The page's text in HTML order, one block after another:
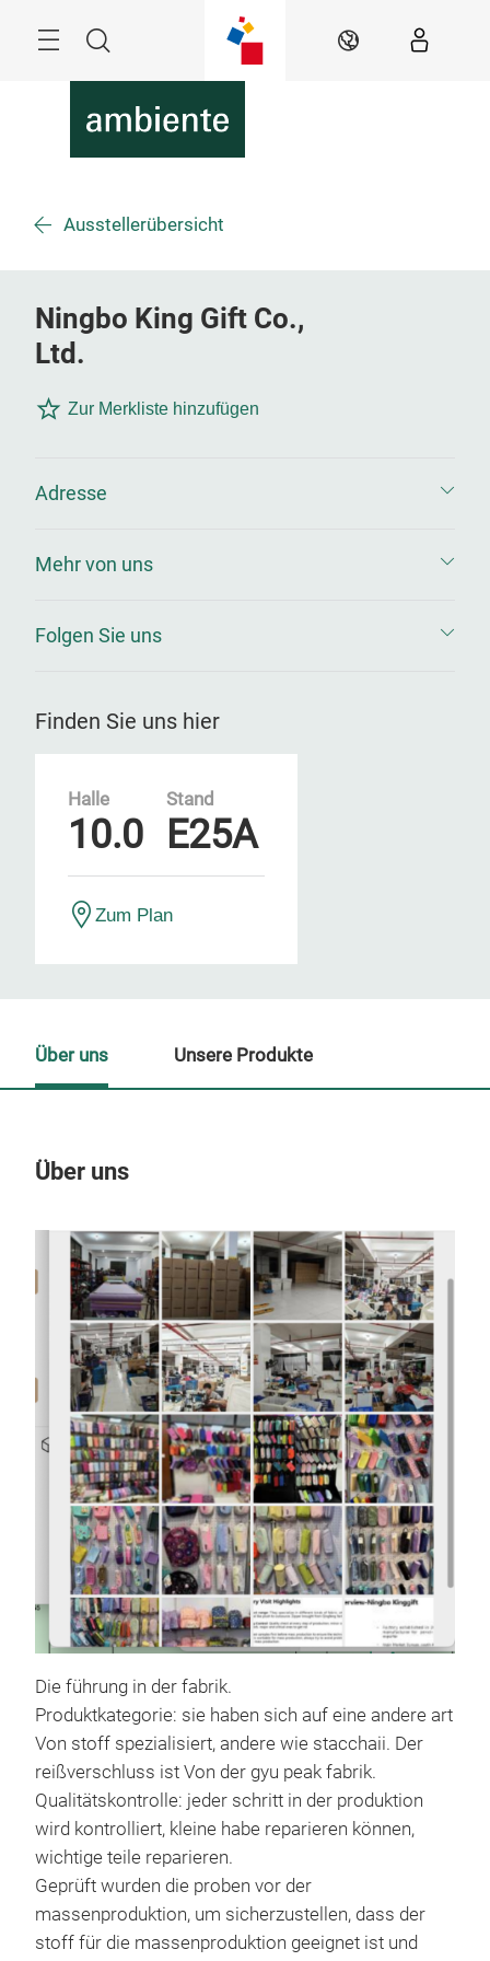
Suche DE
Ausstellerübersicht
Ningbo King Gift Co.,
Ltd.
Zur Merkliste hinzufügen
Adresse
Mehr von uns
Folgen Sie uns
Finden Sie uns hier
Halle
10.0
Stand
E25A
Zum Plan
Über uns
Die führung in der fabrik.
Produktkategorie: sie haben sich auf eine andere art
Von stoff spezialisiert, andere wie stacchaii. Der
reißverschluss ist Von der gyu peak fabrik.
Qualitätskontrolle: jeder schritt in der produktion
wird kontrolliert, kleine habe reparieren können,
wichtige teile reparieren.
Geprüft wurden die proben vor der
massenproduktion, um sicherzustellen, dass der
stoff für die massenproduktion geeignet ist und
Über uns Unsere Produkte